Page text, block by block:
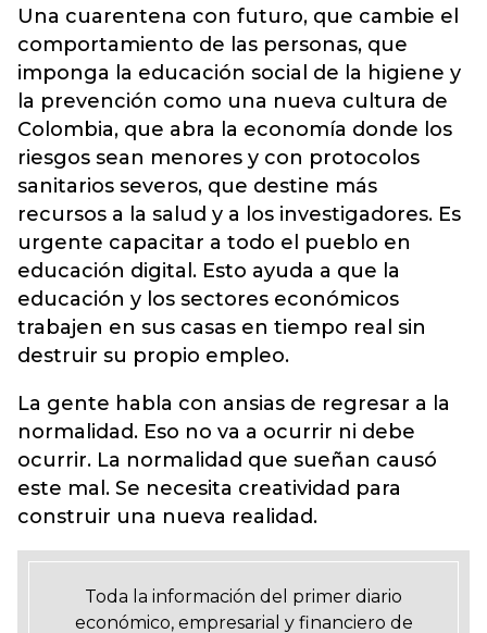
Una cuarentena con futuro, que cambie el
comportamiento de las personas, que
imponga la educación social de la higiene y
la prevención como una nueva cultura de
Colombia, que abra la economía donde los
riesgos sean menores y con protocolos
sanitarios severos, que destine más
recursos a la salud y a los investigadores. Es
urgente capacitar a todo el pueblo en
educación digital. Esto ayuda a que la
educación y los sectores económicos
trabajen en sus casas en tiempo real sin
destruir su propio empleo.
La gente habla con ansias de regresar a la
normalidad. Eso no va a ocurrir ni debe
ocurrir. La normalidad que sueñan causó
este mal. Se necesita creatividad para
construir una nueva realidad.
Toda la información del primer diario
económico, empresarial y financiero de